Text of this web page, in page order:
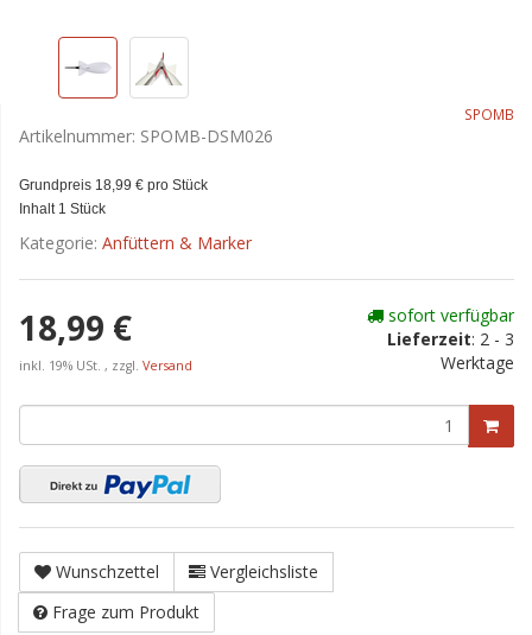
SPOMB
Artikelnummer: SPOMB-DSM026
Grundpreis 18,99 € pro Stück
Inhalt 1 Stück
Kategorie: Anfüttern & Marker
18,99 €
inkl. 19% USt. , zzgl. Versand
sofort verfügbar
Lieferzeit: 2 - 3
Werktage
Wunschzettel
Vergleichsliste
Frage zum Produkt